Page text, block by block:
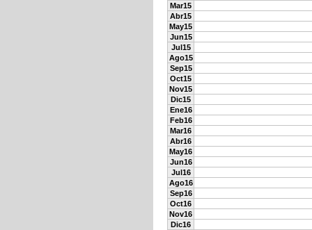
Mar15
Abr15
May15
Jun15
Jul15
Ago15
Sep15
Oct15
Nov15
Dic15
Ene16
Feb16
Mar16
Abr16
May16
Jun16
Jul16
Ago16
Sep16
Oct16
Nov16
Dic16